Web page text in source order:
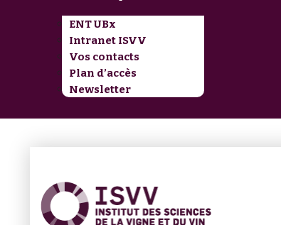
ENT UBx
Intranet ISVV
Vos contacts
Plan d’accès
Newsletter